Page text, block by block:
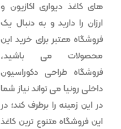
های کاغذ دیواری اکازیون و
ارزان را دارید و به دنبال یک
فروشگاه معتبر برای خرید این
محصولات می باشید،
فروشگاه طراحی دکوراسیون
داخلی رونیا می تواند نیاز شما
در این زمینه را برطرف کند؛ در
این فروشگاه متنوع ترین کاغذ